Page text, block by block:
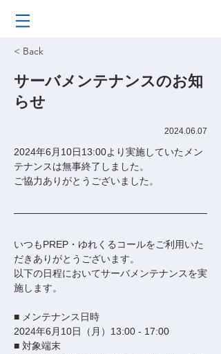
< Back
サーバメンテナンスのお知
らせ
2024.06.07
2024年6月10日13:00より実施していたメン
テナンスは無事終了しました。
ご協力ありがとうございました。
いつもPREP・ゆれくるコールをご利用いた
だきありがとうございます。
以下の日程においてサーバメンテナンスを実
施します。
■ メンテナンス日時
2024年6月10日（月）13:00 - 17:00
■ 対象端末